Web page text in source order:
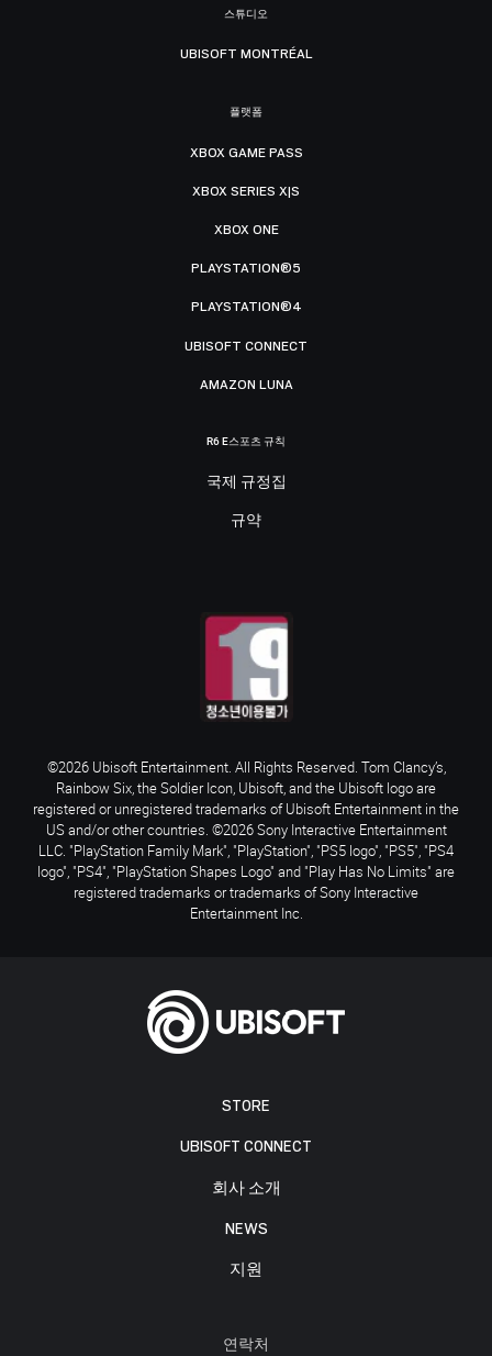
STORE
UBISOFT CONNECT
회사 소개
NEWS
지원
연락처
스튜디오
UBISOFT MONTRÉAL
플랫폼
XBOX GAME PASS
XBOX SERIES X|S
XBOX ONE
PLAYSTATION®5
PLAYSTATION®4
UBISOFT CONNECT
AMAZON LUNA
R6 E스포츠 규칙
국제 규정집
규약
©2026 Ubisoft Entertainment. All Rights Reserved. Tom Clancy’s,
Rainbow Six, the Soldier Icon, Ubisoft, and the Ubisoft logo are
registered or unregistered trademarks of Ubisoft Entertainment in the
US and/or other countries. ©2026 Sony Interactive Entertainment
LLC. "PlayStation Family Mark", "PlayStation", "PS5 logo", "PS5", "PS4
logo", "PS4", "PlayStation Shapes Logo" and "Play Has No Limits" are
registered trademarks or trademarks of Sony Interactive
Entertainment Inc.